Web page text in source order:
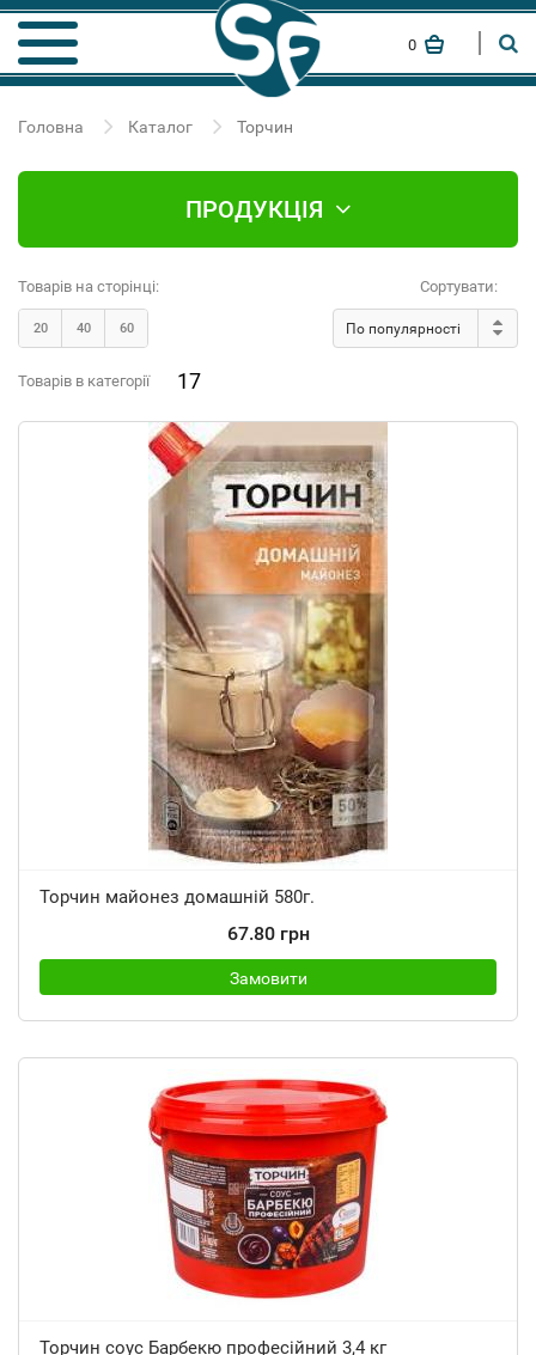
0
Головна Каталог Торчин
ПРОДУКЦІЯ
Товарів на сторінці:
20 40 60
Сортувати:
По популярності
Товарів в категорії 17
Торчин майонез домашній 580г.
67.80 грн
Замовити
Торчин соус Барбекю професійний 3,4 кг